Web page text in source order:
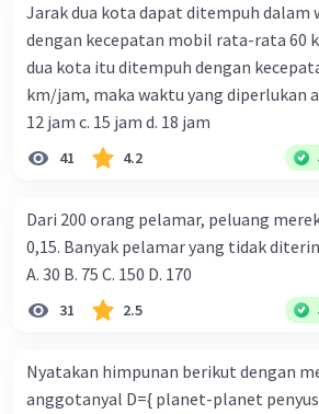
Jarak dua kota dapat ditempuh dalam
dengan kecepatan mobil rata-rata 60
dua kota itu ditempuh dengan
km/jam, maka waktu yang diperlukan adalah ....
12 jam c. 15 jam d. 18 jam
41 4.2
Dari 200 orang pelamar, peluang
0,15. Banyak pelamar yang tidak
A. 30 B. 75 C. 150 D. 170
31 2.5
Nyatakan himpunan berikut dengan
anggotanyal D={ planet-planet